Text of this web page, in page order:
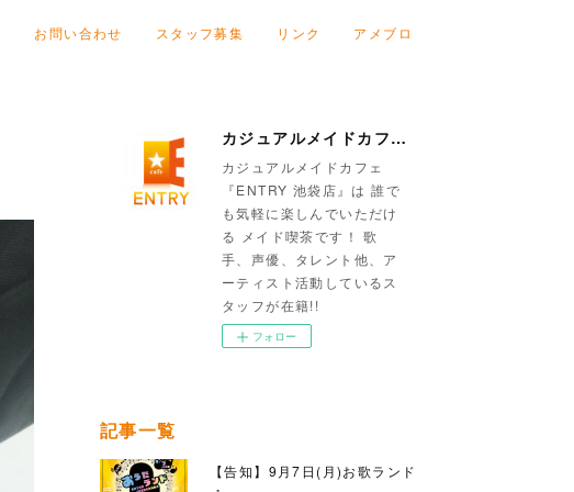
お問い合わせ スタッフ募集 リンク アメブロ
カジュアルメイドカフェ『ENTRY 池袋店』
カジュアルメイドカフェ
『ENTRY 池袋店』は 誰で
も気軽に楽しんでいただけ
る メイド喫茶です！ 歌
手、声優、タレント他、ア
ーティスト活動しているス
タッフが在籍!!
フォロー
記事一覧
【告知】9月7日(月)お歌ランド